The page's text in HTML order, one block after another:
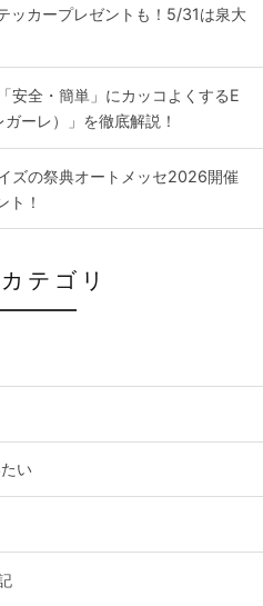
ッカープレゼントも！5/31は泉大
安全・簡単」にカッコよくするE
ーレ）」を徹底解説！
ズの祭典オートメッセ2026開催
ト！
テゴリ
い